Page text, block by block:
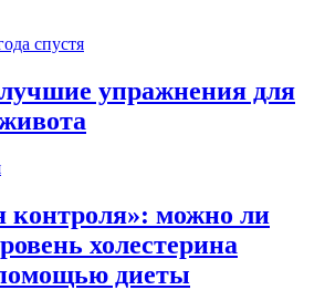
спустя
упражнения для
контроля»: можно ли
холестерина
диеты